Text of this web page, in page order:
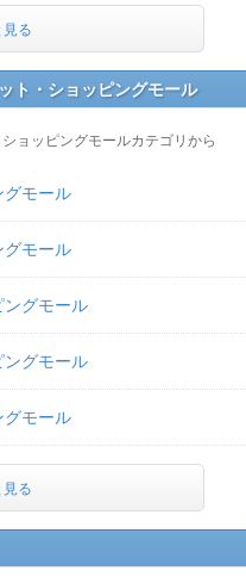
る
ト・ショッピングモール
ョッピングモールカテゴリから
グモール
グモール
ングモール
ングモール
グモール
る